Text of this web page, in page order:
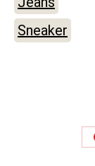
Sneaker